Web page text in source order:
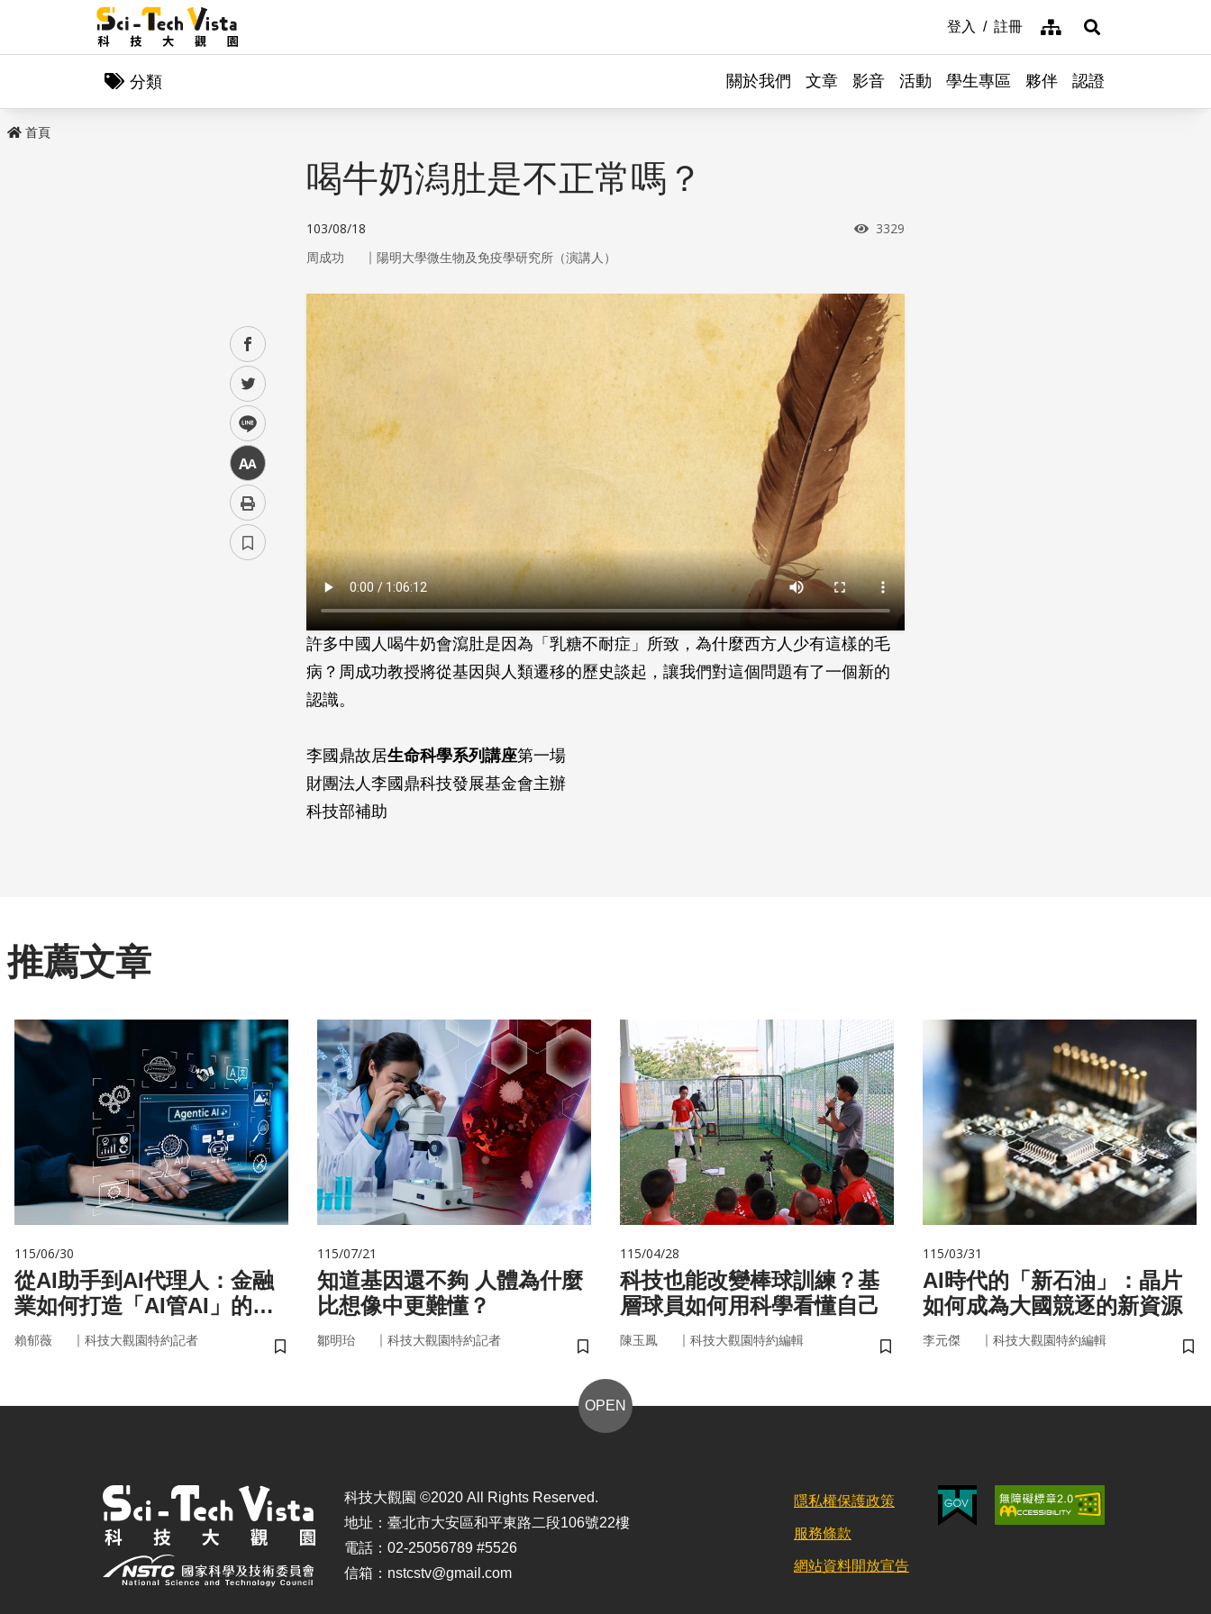
登入 註冊 網站導覽展開搜尋
分類 關於我們 文章 影音 活動 學生專區 夥伴 認證
首頁
facebook
twitter
line
中
喝牛奶潟肚是不正常嗎？
103/08/18 瀏覽次數
3329
周成功 ｜ 陽明大學微生物及免疫學研究所（演講人）
許多中國人喝牛奶會瀉肚是因為「乳糖不耐症」所致，為什麼西方人少有這樣的毛
病？周成功教授將從基因與人類遷移的歷史談起，讓我們對這個問題有了一個新的
認識。
李國鼎故居生命科學系列講座第一場
財團法人李國鼎科技發展基金會主辦
科技部補助
推薦文章
115/06/30
從AI助手到AI代理人：金融
業如何打造「AI管AI」的新
治理模式？
賴郁薇 ｜ 科技大觀園特約記者
儲存書籤
115/07/21
知道基因還不夠 人體為什麼
比想像中更難懂？
鄒明珆 ｜ 科技大觀園特約記者
儲存書籤
115/04/28
科技也能改變棒球訓練？基
層球員如何用科學看懂自己
陳玉鳳 ｜ 科技大觀園特約編輯
儲存書籤
115/03/31
AI時代的「新石油」：晶片
如何成為大國競逐的新資源
李元傑 ｜ 科技大觀園特約編輯
儲
OPEN
科技大觀園 ©2020 All Rights Reserved.
地址：臺北市大安區和平東路二段106號22樓
電話：02-25056789 #5526
信箱：nstcstv@gmail.com
隱私權保護政策
服務條款
網站資料開放宣告